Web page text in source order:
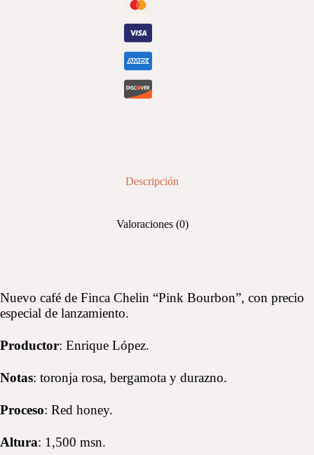
Descripción
Valoraciones (0)
Nuevo café de Finca Chelin “Pink Bourbon”, con precio
especial de lanzamiento.
Productor: Enrique López.
Notas: toronja rosa, bergamota y durazno.
Proceso: Red honey.
Altura: 1,500 msn.